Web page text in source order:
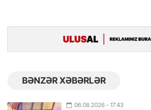
BƏNZƏR XƏBƏRLƏR
06.08.2026 - 17:43